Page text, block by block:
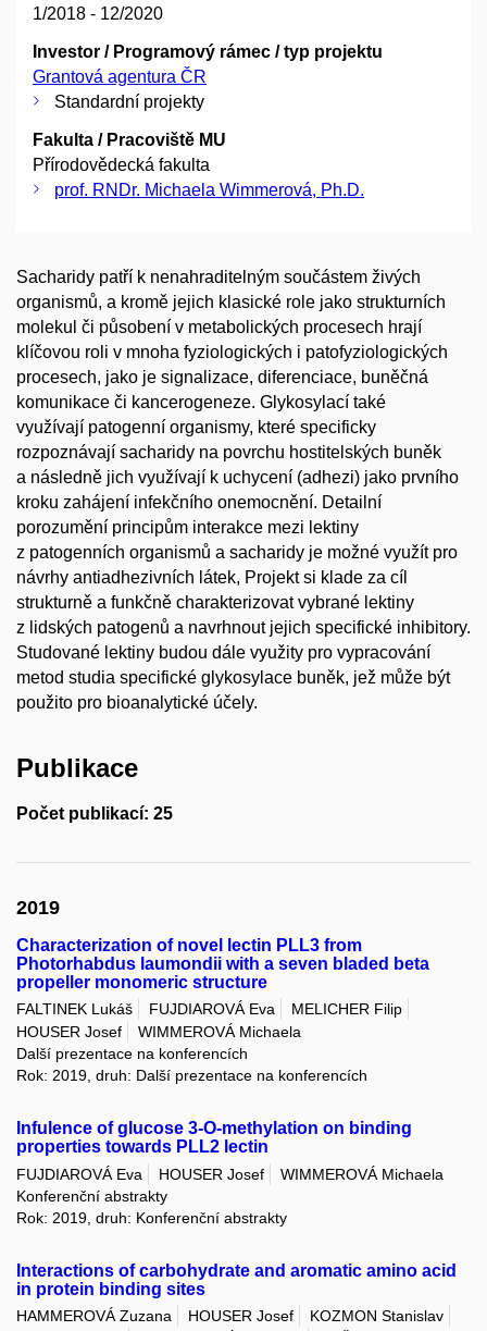
1/2018 - 12/2020
Investor / Programový rámec / typ projektu
Grantová agentura ČR
Standardní projekty
Fakulta / Pracoviště MU
Přírodovědecká fakulta
prof. RNDr. Michaela Wimmerová, Ph.D.
Sacharidy patří k nenahraditelným součástem živých
organismů, a kromě jejich klasické role jako strukturních
molekul či působení v metabolických procesech hrají
klíčovou roli v mnoha fyziologických i patofyziologických
procesech, jako je signalizace, diferenciace, buněčná
komunikace či kancerogeneze. Glykosylací také
využívají patogenní organismy, které specificky
rozpoznávají sacharidy na povrchu hostitelských buněk
a následně jich využívají k uchycení (adhezi) jako prvního
kroku zahájení infekčního onemocnění. Detailní
porozumění principům interakce mezi lektiny
z patogenních organismů a sacharidy je možné využít pro
návrhy antiadhezivních látek, Projekt si klade za cíl
strukturně a funkčně charakterizovat vybrané lektiny
z lidských patogenů a navrhnout jejich specifické inhibitory.
Studované lektiny budou dále využity pro vypracování
metod studia specifické glykosylace buněk, jež může být
použito pro bioanalytické účely.
Publikace
Počet publikací: 25
2019
Characterization of novel lectin PLL3 from
Photorhabdus laumondii with a seven bladed beta
propeller monomeric structure
FALTINEK Lukáš FUJDIAROVÁ Eva
MELICHER Filip
HOUSER Josef
WIMMEROVÁ Michaela
Další prezentace na konferencích
Rok: 2019, druh: Další prezentace na konferencích
Infulence of glucose 3-O-methylation on binding
properties towards PLL2 lectin
FUJDIAROVÁ Eva HOUSER Josef
WIMMEROVÁ Michaela
Konferenční abstrakty
Rok: 2019, druh: Konferenční abstrakty
Interactions of carbohydrate and aromatic amino acid
in protein binding sites
HAMMEROVÁ Zuzana HOUSER Josef
KOZMON Stanislav